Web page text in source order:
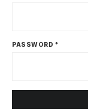
PASSWORD *